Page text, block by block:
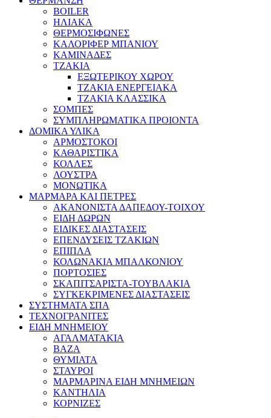
BOILER
ΗΛΙΑΚΑ
ΘΕΡΜΟΣΙΦΩΝΕΣ
ΚΑΛΟΡΙΦΕΡ ΜΠΑΝΙΟΥ
ΚΑΜΙΝΑΔΕΣ
ΤΖΑΚΙΑ
ΕΞΩΤΕΡΙΚΟΥ ΧΩΡΟΥ
ΤΖΑΚΙΑ ΕΝΕΡΓΕΙΑΚΑ
ΤΖΑΚΙΑ ΚΛΑΣΣΙΚΑ
ΣΟΜΠΕΣ
ΣΥΜΠΛΗΡΩΜΑΤΙΚΑ ΠΡΟΙΟΝΤΑ
ΔΟΜΙΚΑ ΥΛΙΚΑ
ΑΡΜΟΣΤΟΚΟΙ
ΚΑΘΑΡΙΣΤΙΚΑ
ΚΟΛΛΕΣ
ΛΟΥΣΤΡΑ
ΜΟΝΩΤΙΚΑ
ΜΑΡΜΑΡΑ ΚΑΙ ΠΕΤΡΕΣ
ΑΚΑΝΟΝΙΣΤΑ ΔΑΠΕΔΟΥ-ΤΟΙΧΟΥ
ΕΙΔΗ ΔΩΡΩΝ
ΕΙΔΙΚΕΣ ΔΙΑΣΤΑΣΕΙΣ
ΕΠΕΝΔΥΣΕΙΣ ΤΖΑΚΙΩΝ
ΕΠΙΠΛΑ
ΚΟΛΩΝΑΚΙΑ ΜΠΑΛΚΟΝΙΟΥ
ΠΟΡΤΟΣΙΕΣ
ΣΚΑΠΙΤΣΑΡΙΣΤΑ-ΤΟΥΒΛΑΚΙΑ
ΣΥΓΚΕΚΡΙΜΕΝΕΣ ΔΙΑΣΤΑΣΕΙΣ
ΣΥΣΤΗΜΑΤΑ ΣΠΑ
ΤΕΧΝΟΓΡΑΝΙΤΕΣ
ΕΙΔΗ ΜΝΗΜΕΙΟΥ
ΑΓΑΛΜΑΤΑΚΙΑ
ΒΑΖΑ
ΘΥΜΙΑΤΑ
ΣΤΑΥΡΟΙ
ΜΑΡΜΑΡΙΝΑ ΕΙΔΗ ΜΝΗΜΕΙΩΝ
ΚΑΝΤΗΛΙΑ
ΚΟΡΝΙΖΕΣ